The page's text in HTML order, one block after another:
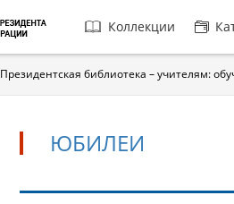
Главная
навигация
Коллекции
Президентская библиотека – учителям:
ЮБИЛЕИ